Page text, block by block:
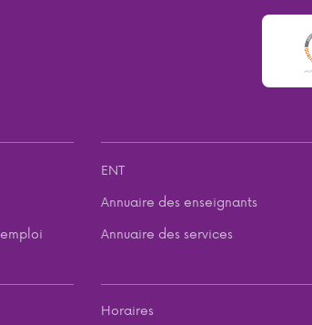
ENT
Annuaire des enseignants
Annuaire des services
Horaires